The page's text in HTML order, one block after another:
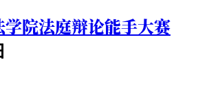
院法庭辩论能手大赛